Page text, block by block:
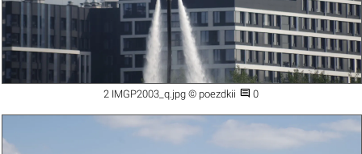
2 IMGP2003_q.jpg © poezdkii  0